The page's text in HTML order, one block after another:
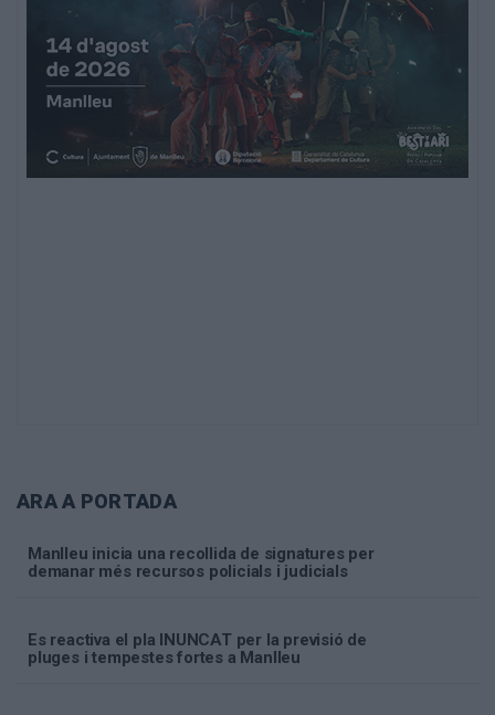
ARA A PORTADA
Manlleu inicia una recollida de signatures per
demanar més recursos policials i judicials
Es reactiva el pla INUNCAT per la previsió de
pluges i tempestes fortes a Manlleu